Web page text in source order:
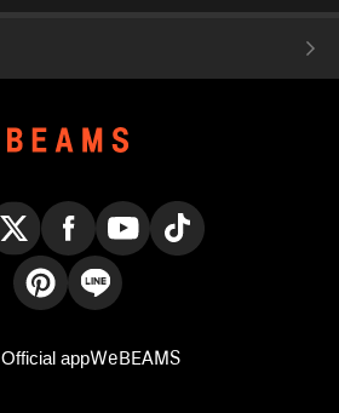
Official appWeBEAMS